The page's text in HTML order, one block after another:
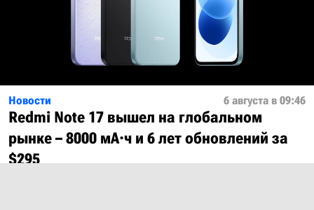
Новости 6 августа в 09:46
Redmi Note 17 вышел на глобальном
рынке – 8000 мА·ч и 6 лет обновлений за
$295